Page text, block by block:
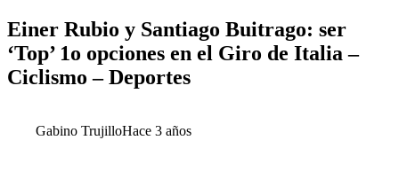
Einer Rubio y Santiago Buitrago: ser
‘Top’ 1o opciones en el Giro de Italia –
Ciclismo – Deportes
Gabino TrujilloHace 3 años